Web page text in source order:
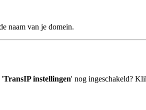
naam van je domein.
'TransIP instellingen' nog ingeschakeld?